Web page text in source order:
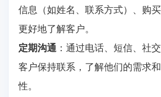
信息（如姓名、联系方式）、购
更好地了解客户。
定期沟通 ：通过电话、短信、社
客户保持联系，了解他们的需求
性。